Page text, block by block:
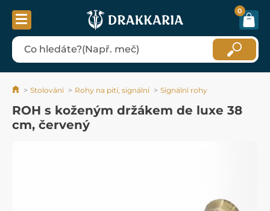
0
Stolování Rohy na pití, signální Signální rohy
ROH s koženým držákem de luxe 38
cm, červený